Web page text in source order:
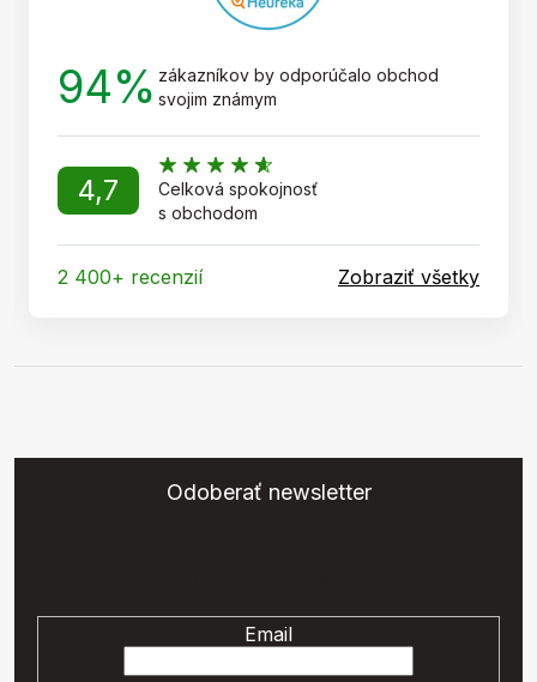
94% zákazníkov by odporúčalo obchod
svojim známym
4,7
Celková spokojnosť
s obchodom
2 400+ recenzií Zobraziť všetky
Odoberať newsletter
Email